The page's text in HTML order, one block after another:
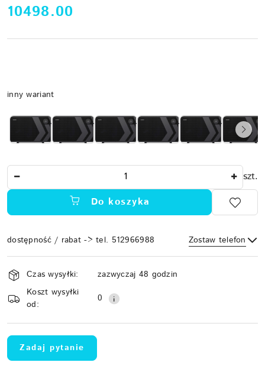
cena:
10498.00
Wariant
inny wariant
szt.
Do koszyka
dostępność / rabat -> tel. 512966988 Zostaw telefon
Wyślij
Dostępność
i
dostawa
Czas wysyłki:
zazwyczaj 48 godzin
Koszt wysyłki
od:
0
Zadaj pytanie